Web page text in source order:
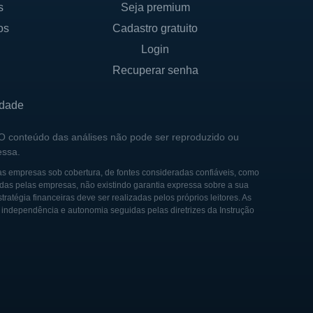
e individuais, que
por líderes com vasta
estratégicos e a
governo não possui
predominantemente em
de
de alta
dos anos, a Ichor
Seja premium
Cadastro gratuito
Login
Recuperar senha
conteúdo das análises não pode ser reproduzido ou
sob cobertura, de fontes consideradas confiáveis, como
pelas empresas, não existindo garantia expressa sobre a sua
financeiras deve ser realizadas pelos próprios leitores. As
e autonomia seguidas pelas diretrizes da Instrução